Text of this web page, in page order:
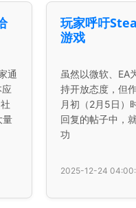
通
量
玩家呼吁
游戏
虽然以微软、EA
持开放态度，但
月初（2月5日）
回复的帖子中，
功
2025-12-24